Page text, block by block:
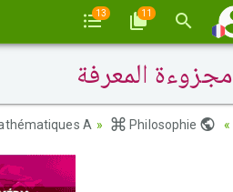
13 11
مجزوءة المعرفة
A Philosophie